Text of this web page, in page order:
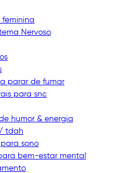
Nervoso
parar de fumar
para snc
humor & energia
/ tdah
sono
bem-estar mental